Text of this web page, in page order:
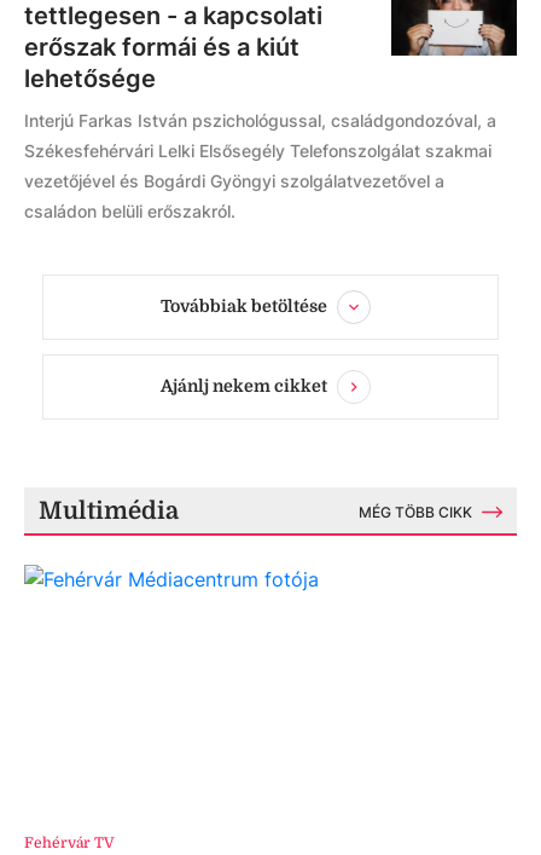
tettlegesen - a kapcsolati
erőszak formái és a kiút
lehetősége
Interjú Farkas István pszichológussal, családgondozóval, a
Székesfehérvári Lelki Elsősegély Telefonszolgálat szakmai
vezetőjével és Bogárdi Gyöngyi szolgálatvezetővel a
családon belüli erőszakról.
Továbbiak betöltése
Ajánlj nekem cikket
Multimédia MÉG TÖBB CIKK
Fehérvár TV